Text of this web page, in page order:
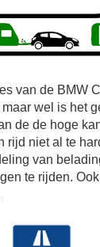
van de BMW
wel is het
de de hoge
rijd niet al te
van
te rijden.